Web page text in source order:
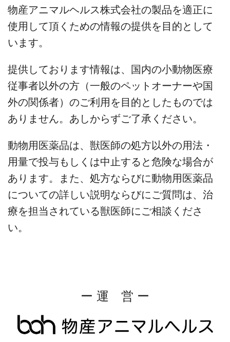
物産アニマルヘルス株式会社の製品を適正に
使用して頂くための情報の提供を目的として
います。
提供しております情報は、国内の小動物医療
従事者以外の方（一般のペットオーナーや国
外の関係者）のご利用を目的としたものでは
ありません。あしからずご了承ください。
動物用医薬品は、獣医師の処方以外の用法・
用量で投与もしくは中止すると危険な場合が
あります。また、処方ならびに動物用医薬品
についての詳しい説明ならびにご質問は、治
療を担当されている獣医師にご相談くださ
い。
ー 運 営 ー